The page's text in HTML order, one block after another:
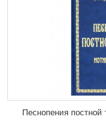
Песнопения